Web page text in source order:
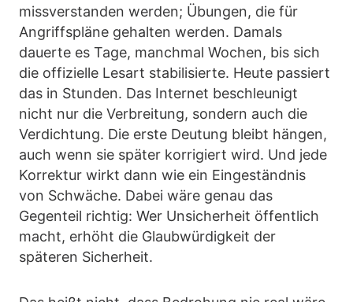
missverstanden werden; Übungen, die für
Angriffspläne gehalten werden. Damals
dauerte es Tage, manchmal Wochen, bis sich
die offizielle Lesart stabilisierte. Heute passiert
das in Stunden. Das Internet beschleunigt
nicht nur die Verbreitung, sondern auch die
Verdichtung. Die erste Deutung bleibt hängen,
auch wenn sie später korrigiert wird. Und jede
Korrektur wirkt dann wie ein Eingeständnis
von Schwäche. Dabei wäre genau das
Gegenteil richtig: Wer Unsicherheit öffentlich
macht, erhöht die Glaubwürdigkeit der
späteren Sicherheit.